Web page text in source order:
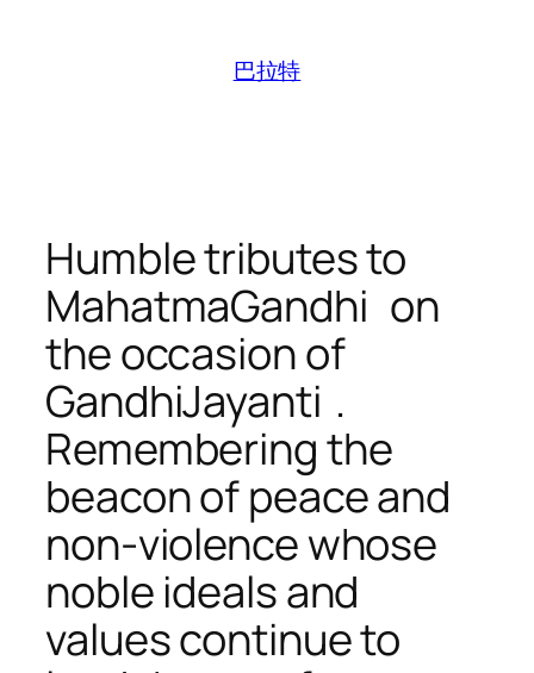
巴拉特
Humble tributes to
MahatmaGandhi on
the occasion of
GandhiJayanti .
Remembering the
beacon of peace and
non-violence whose
noble ideals and
values continue to